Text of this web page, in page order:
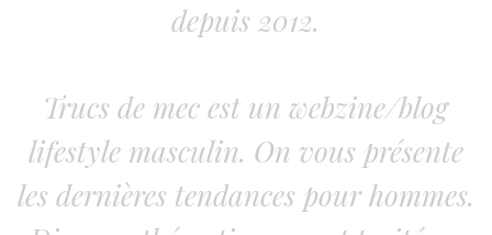
depuis 2012.
Trucs de mec est un webzine/blog
lifestyle masculin. On vous présente
les dernières tendances pour hommes.